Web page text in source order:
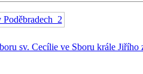
sv. Cecílie ve Sboru krále Jiřího